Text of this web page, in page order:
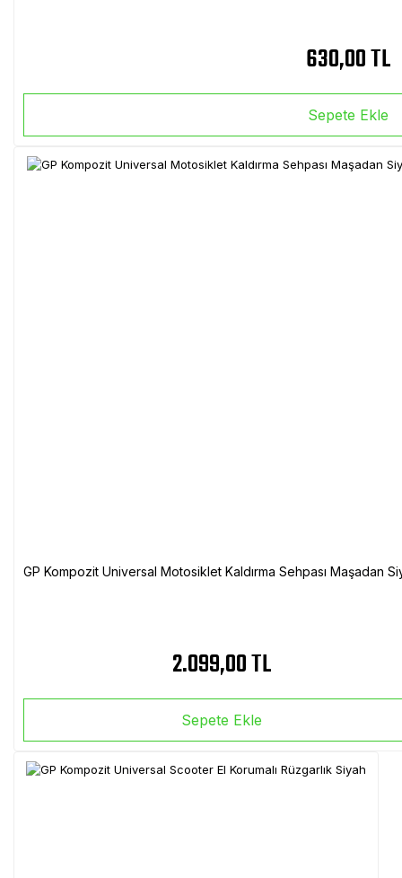
630,00 TL
Sepete Ekle
GP Kompozit Universal Motosiklet Kaldırma Sehpası Maşadan
2.099,00 TL
Sepete Ekle